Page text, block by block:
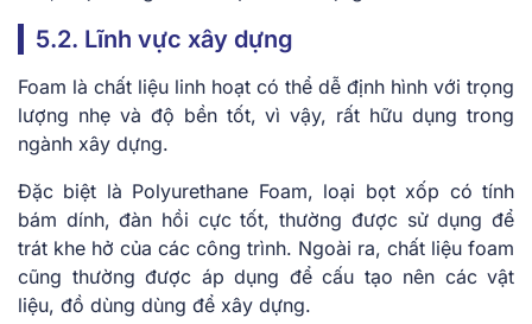
5.2. Lĩnh vực xây dựng
Foam là chất liệu linh hoạt có thể dễ định hình với trọng
lượng nhẹ và độ bền tốt, vì vậy, rất hữu dụng trong
ngành xây dựng.
Đặc biệt là Polyurethane Foam, loại bọt xốp có tính
bám dính, đàn hồi cực tốt, thường được sử dụng để
trát khe hở của các công trình. Ngoài ra, chất liệu foam
cũng thường được áp dụng để cấu tạo nên các vật
liệu, đồ dùng dùng để xây dựng.